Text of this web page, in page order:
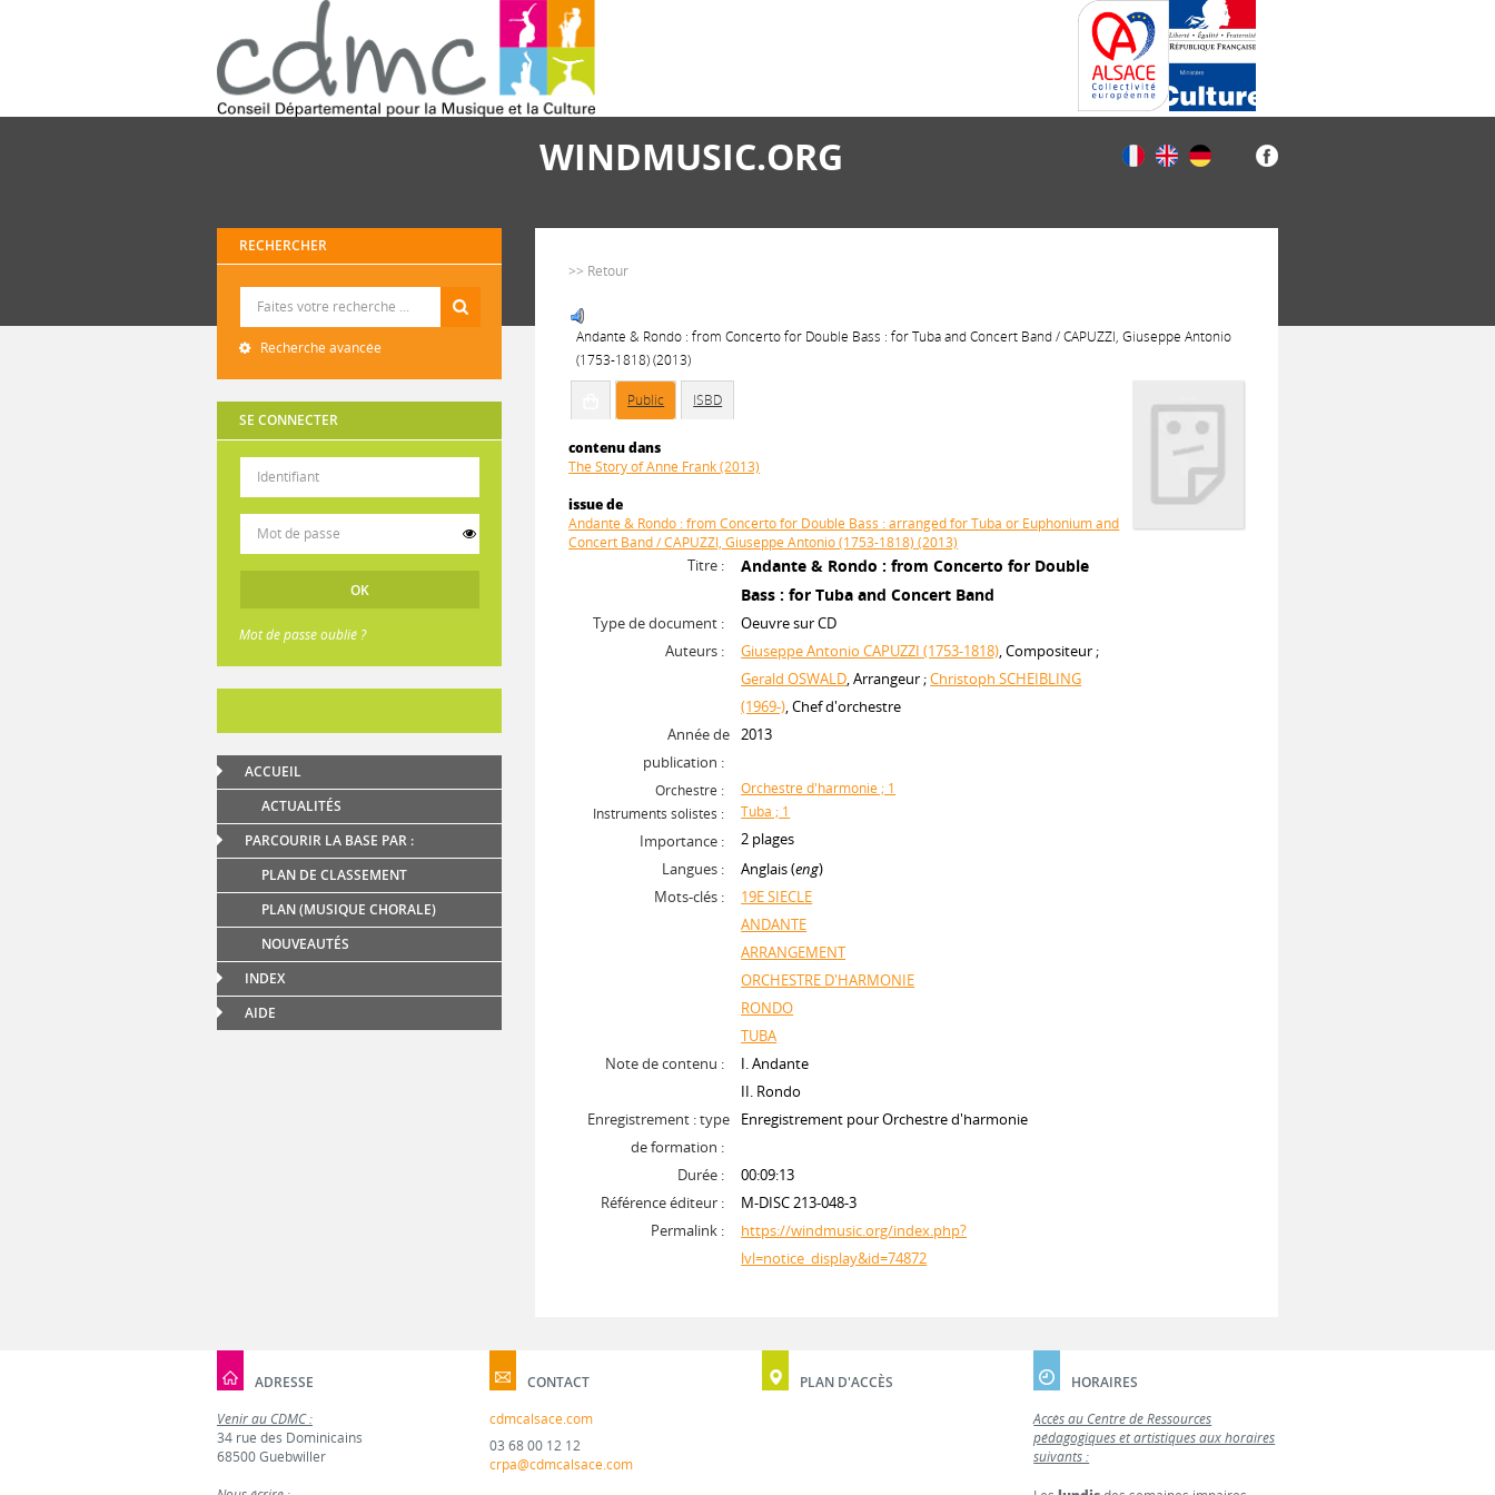
WINDMUSIC.ORG
RECHERCHER
Recherche avancée
SE CONNECTER
Mot de passe oublié ?
ACCUEIL
ACTUALITÉS
PARCOURIR LA BASE PAR :
PLAN DE CLASSEMENT
PLAN (MUSIQUE CHORALE)
NOUVEAUTÉS
INDEX
AIDE
>> Retour
Andante & Rondo : from Concerto for Double Bass : for Tuba and Concert Band / CAPUZZI, Giuseppe Antonio
(1753-1818) (2013)
Public ISBD
contenu dans
The Story of Anne Frank (2013)
issue de
Andante & Rondo : from Concerto for Double Bass : arranged for Tuba or Euphonium and
Concert Band / CAPUZZI, Giuseppe Antonio (1753-1818) (2013)
Titre :
Andante & Rondo : from Concerto for Double
Bass : for Tuba and Concert Band
Type de document :
Oeuvre sur CD
Auteurs :
Giuseppe Antonio CAPUZZI (1753-1818), Compositeur ;
Gerald OSWALD, Arrangeur ;Christoph SCHEIBLING
(1969-), Chef d'orchestre
Année de
publication :
2013
Orchestre :
Orchestre d'harmonie ; 1
Instruments solistes :
Tuba ; 1
Importance :
2 plages
Langues :
Anglais (eng)
Mots-clés :
19E SIECLE
ANDANTE
ARRANGEMENT
ORCHESTRE D'HARMONIE
RONDO
TUBA
Note de contenu :
I. Andante
II. Rondo
Enregistrement : type
de formation :
Enregistrement pour Orchestre d'harmonie
Durée :
00:09:13
Référence éditeur :
M-DISC 213-048-3
Permalink :
https://windmusic.org/index.php?
lvl=notice_display&id=74872
ADRESSE
Venir au CDMC :
34 rue des Dominicains
68500 Guebwiller
CONTACT
cdmcalsace.com
03 68 00 12 12
crpa@cdmcalsace.com
PLAN D'ACCÈS
HORAIRES
Accès au Centre de Ressources
pédagogiques et artistiques aux horaires
suivants :